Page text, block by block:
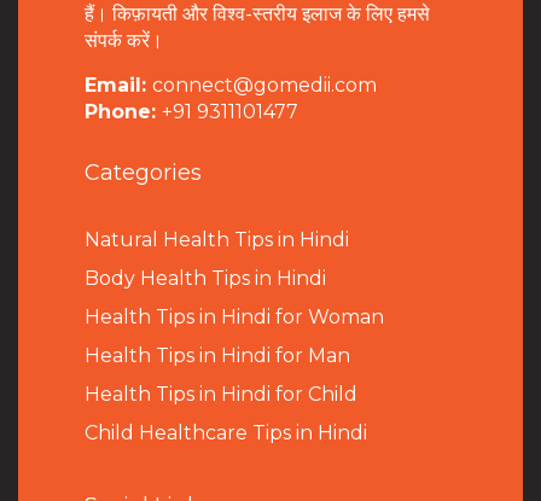
हैं। किफ़ायती और विश्व-स्तरीय इलाज के लिए हमसे
संपर्क करें।
Email: connect@gomedii.com
Phone: +91 9311101477
Categories
Natural Health Tips in Hindi
Body Health Tips in Hindi
Health Tips in Hindi for Woman
Health Tips in Hindi for Man
Health Tips in Hindi for Child
Child Healthcare Tips in Hindi